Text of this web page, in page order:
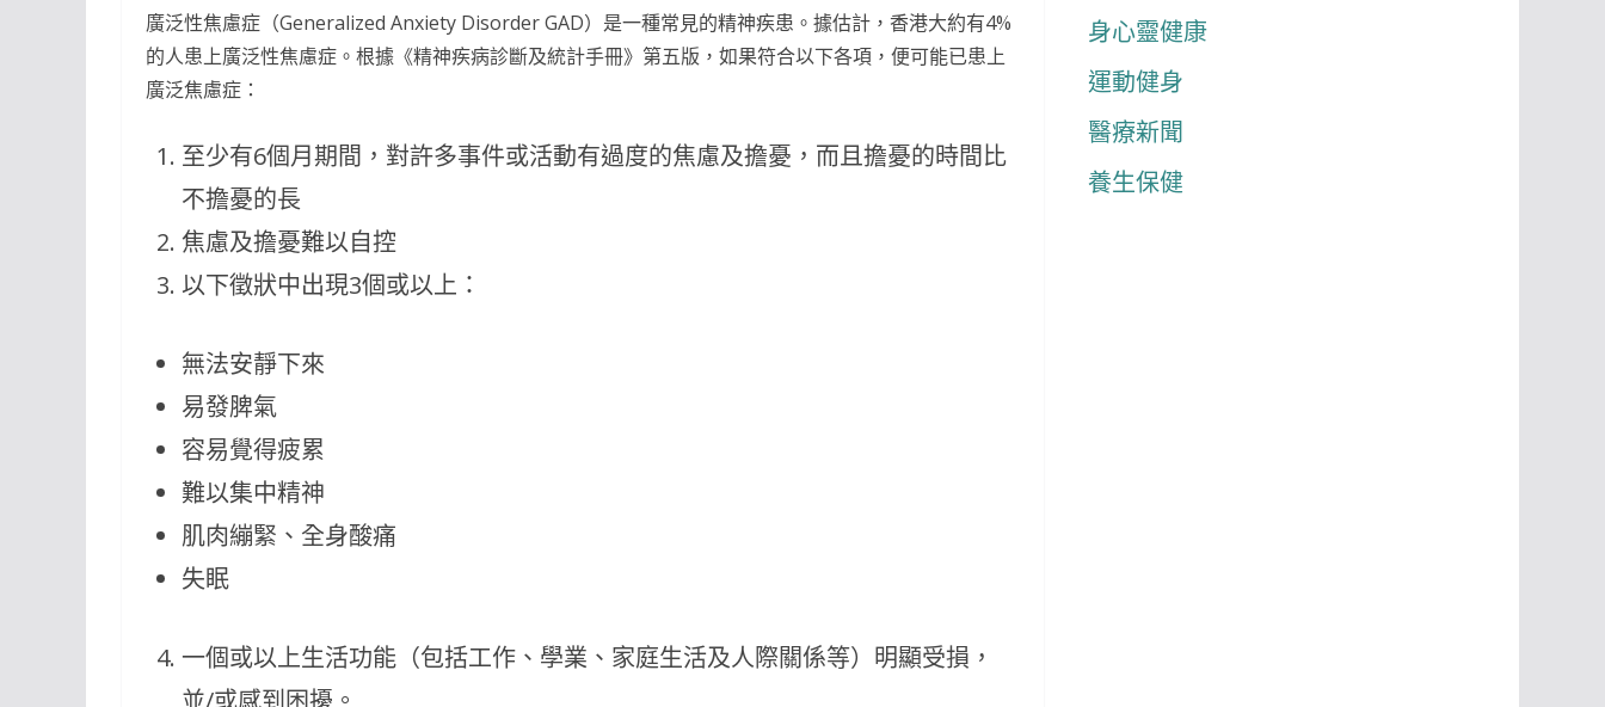
廣泛性焦慮症（Generalized Anxiety Disorder GAD）是一種常見的精神疾患。據估計，香港大約有4%
的人患上廣泛性焦慮症。根據《精神疾病診斷及統計手冊》第五版，如果符合以下各項，便可能已患上
廣泛焦慮症：
至少有6個月期間，對許多事件或活動有過度的焦慮及擔憂，而且擔憂的時間比
不擔憂的長
焦慮及擔憂難以自控
以下徵狀中出現3個或以上：
無法安靜下來
易發脾氣
容易覺得疲累
難以集中精神
肌肉繃緊、全身酸痛
失眠
一個或以上生活功能（包括工作、學業、家庭生活及人際關係等）明顯受損，
身心靈健康
運動健身
醫療新聞
養生保健